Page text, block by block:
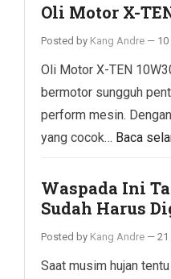
Oli Motor X-
Posted by Kang Andre — 10
Oli Motor X-TEN
bermotor sungguh
perform mesin.
yang cocok… Baca
Waspada Ini
Sudah Harus
Posted by Kang Andre — 21
Saat musim hujan